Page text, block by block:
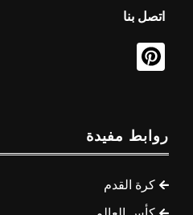
اتصل بنا
روابط مفيدة
كرة القدم